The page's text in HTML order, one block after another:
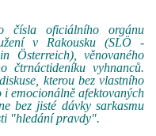
čísla oficiálního orgánu
v Rakousku (SLÖ -
Österreich), věnovaného
čtrnáctideníku vyhnanců.
kterou bez vlastního
i emocionálně afektovaných
bez jisté dávky sarkasmu
"hledání pravdy".